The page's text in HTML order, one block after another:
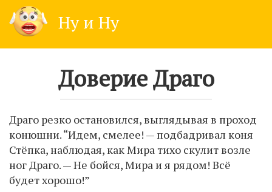
content
Ну и Ну
Доверие Драго
Драго резко остановился, выглядывая в проход
конюшни. “Идем, смелее! — подбадривал коня
Стёпка, наблюдая, как Мира тихо скулит возле
ног Драго. — Не бойся, Мира и я рядом! Всё
будет хорошо!”